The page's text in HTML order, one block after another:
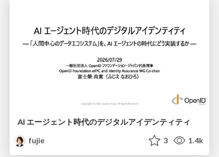
AI エージェント時代のデジタルアイデンティティ
fujie
3 1.4k